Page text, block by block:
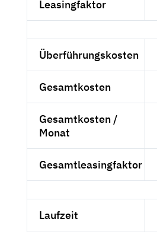
Leasingfaktor
Überführungskosten
Gesamtkosten
Gesamtkosten /
Monat
Gesamtleasingfaktor
Laufzeit